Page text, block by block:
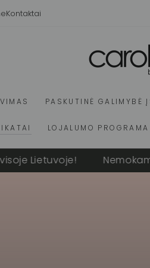
Kontaktai
PASKUTINĖ GALIMYBĖ
LOJALUMO PROGRAMA
Lietuvoje! Nemokamas